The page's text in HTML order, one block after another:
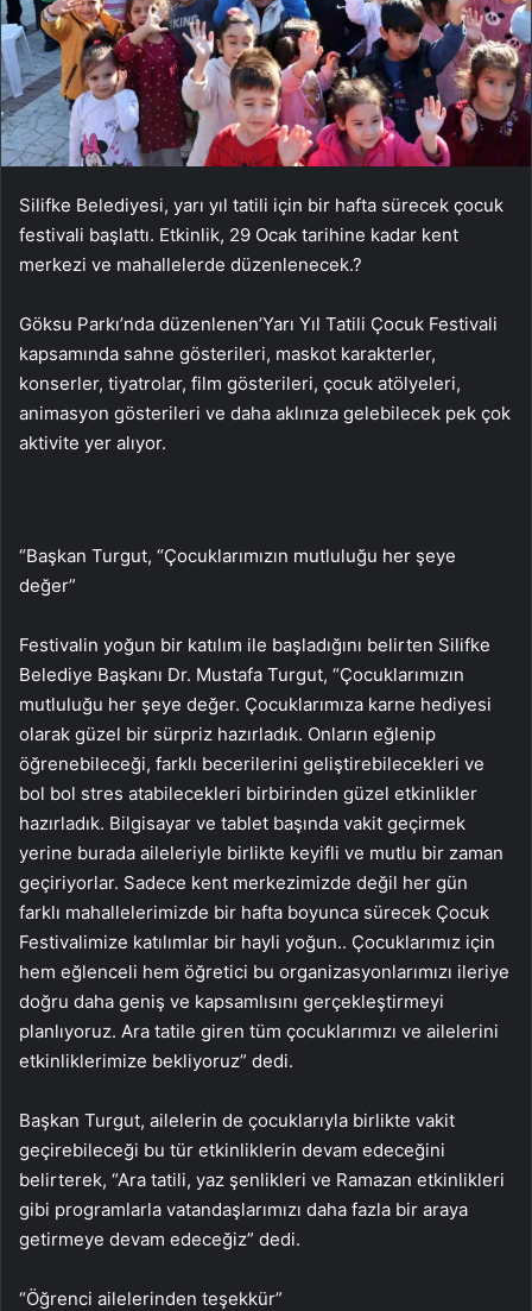
Silifke Belediyesi, yarı yıl tatili için bir hafta sürecek çocuk
festivali başlattı. Etkinlik, 29 Ocak tarihine kadar kent
merkezi ve mahallelerde düzenlenecek.?
Göksu Parkı’nda düzenlenen’Yarı Yıl Tatili Çocuk Festivali
kapsamında sahne gösterileri, maskot karakterler,
konserler, tiyatrolar, film gösterileri, çocuk atölyeleri,
animasyon gösterileri ve daha aklınıza gelebilecek pek çok
aktivite yer alıyor.
“Başkan Turgut, “Çocuklarımızın mutluluğu her şeye
değer”
Festivalin yoğun bir katılım ile başladığını belirten Silifke
Belediye Başkanı Dr. Mustafa Turgut, “Çocuklarımızın
mutluluğu her şeye değer. Çocuklarımıza karne hediyesi
olarak güzel bir sürpriz hazırladık. Onların eğlenip
öğrenebileceği, farklı becerilerini geliştirebilecekleri ve
bol bol stres atabilecekleri birbirinden güzel etkinlikler
hazırladık. Bilgisayar ve tablet başında vakit geçirmek
yerine burada aileleriyle birlikte keyifli ve mutlu bir zaman
geçiriyorlar. Sadece kent merkezimizde değil her gün
farklı mahallelerimizde bir hafta boyunca sürecek Çocuk
Festivalimize katılımlar bir hayli yoğun.. Çocuklarımız için
hem eğlenceli hem öğretici bu organizasyonlarımızı ileriye
doğru daha geniş ve kapsamlısını gerçekleştirmeyi
planlıyoruz. Ara tatile giren tüm çocuklarımızı ve ailelerini
etkinliklerimize bekliyoruz” dedi.
Başkan Turgut, ailelerin de çocuklarıyla birlikte vakit
geçirebileceği bu tür etkinliklerin devam edeceğini
belirterek, “Ara tatili, yaz şenlikleri ve Ramazan etkinlikleri
gibi programlarla vatandaşlarımızı daha fazla bir araya
getirmeye devam edeceğiz” dedi.
“Öğrenci ailelerinden teşekkür”